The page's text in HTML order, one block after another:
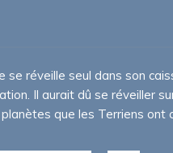
se réveille seul dans son
Il aurait dû se réveiller
que les Terriens ont